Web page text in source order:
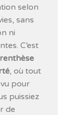
selon
sans
ni
C’est
, où tout
pour
puissiez
de